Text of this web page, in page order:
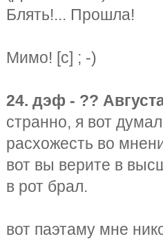
Блять!... Прошла!
Мимо! [c] ; -)
24. дэф - ??
странно, я вот
расхожесть во
вот вы верите в
в рот брал.
вот паэтаму мне